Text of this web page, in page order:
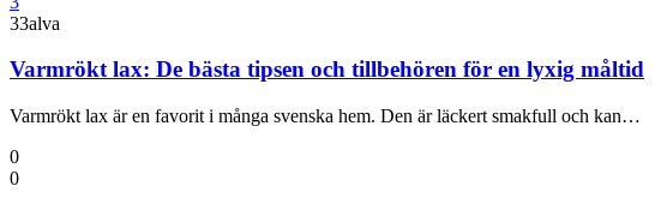
33alva
Varmrökt lax: De bästa tipsen och tillbehören för en lyxig måltid
Varmrökt lax är en favorit i många svenska hem. Den är läckert smakfull och kan…
0
0